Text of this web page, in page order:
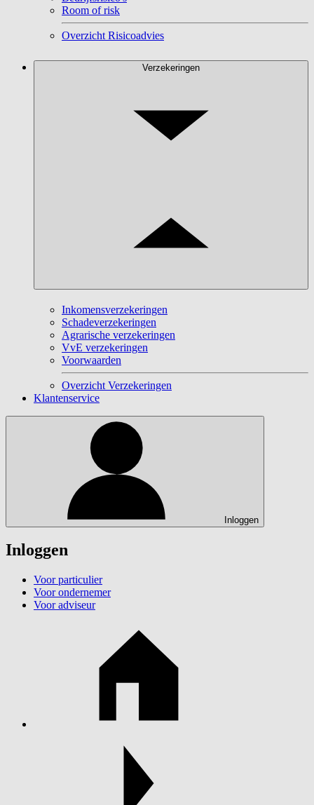
Room of risk
Overzicht Risicoadvies
Verzekeringen
Inkomensverzekeringen
Schadeverzekeringen
Agrarische verzekeringen
VvE verzekeringen
Voorwaarden
Overzicht Verzekeringen
Klantenservice
Inloggen
Inloggen
Voor particulier
Voor ondernemer
Voor adviseur